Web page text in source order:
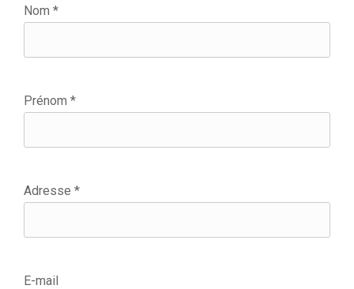
Nom *
Prénom *
Adresse *
E-mail